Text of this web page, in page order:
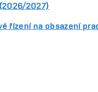
2027)
řízení na obsazení